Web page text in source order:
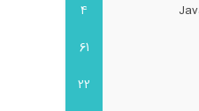
4
61
22